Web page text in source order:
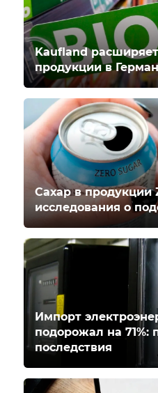
Kaufland
продукции в
Сахар в продукции
исследования о
Импорт
подорожал на 71%:
последствия